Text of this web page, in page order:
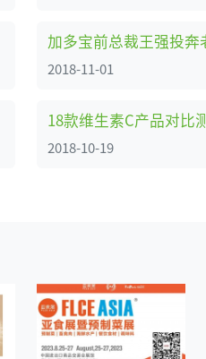
2018-11-01
2018-10-19